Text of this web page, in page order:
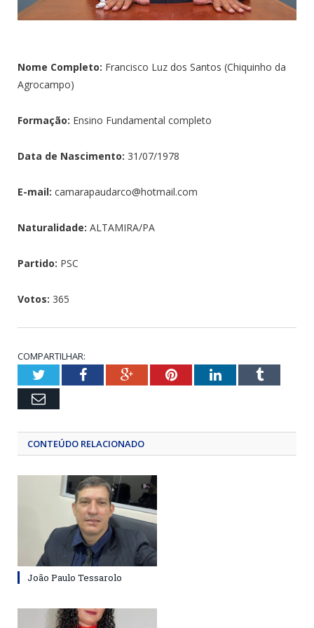
Nome Completo: Francisco Luz dos Santos (Chiquinho da
Agrocampo)
Formação: Ensino Fundamental completo
Data de Nascimento: 31/07/1978
E-mail: camarapaudarco@hotmail.com
Naturalidade: ALTAMIRA/PA
Partido: PSC
Votos: 365
COMPARTILHAR:
TwitterFacebookGoogle+PinterestLinkedInTumblr
Email
CONTEÚDO RELACIONADO
João Paulo Tessarolo